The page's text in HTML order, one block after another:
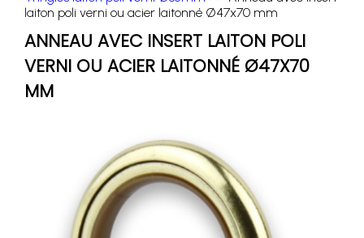
laiton poli verni ou acier laitonné Ø47x70 mm
ANNEAU AVEC INSERT LAITON POLI
VERNI OU ACIER LAITONNÉ Ø47X70
MM